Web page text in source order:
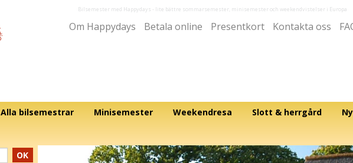
Bilsemester med Happydays - lite bättre sommarsemester, minisemester och weekendvistelser i Europa
Om Happydays Betala online Presentkort Kontakta oss
Alla bilsemestrar Minisemester Weekendresa Slott & herrgård
OK